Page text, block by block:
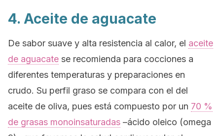
4. Aceite de aguacate
De sabor suave y alta resistencia al calor, el aceite
de aguacate se recomienda para cocciones a
diferentes temperaturas y preparaciones en
crudo. Su perfil graso se compara con el del
aceite de oliva, pues está compuesto por un 70 %
de grasas monoinsaturadas –ácido oleico (omega